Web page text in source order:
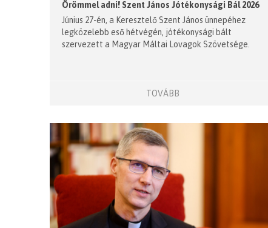
Örömmel adni! Szent János Jótékonysági Bál 2026
Június 27-én, a Keresztelő Szent János ünnepéhez
legközelebb eső hétvégén, jótékonysági bált
szervezett a Magyar Máltai Lovagok Szövetsége.
TOVÁBB